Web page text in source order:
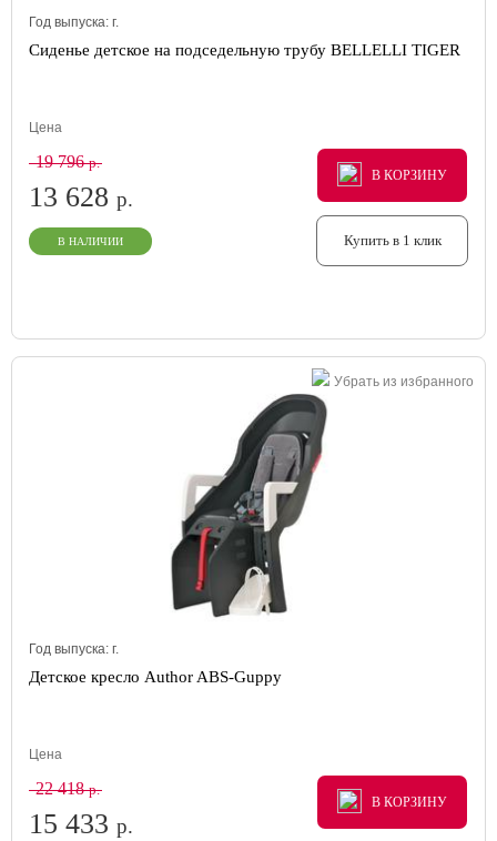
Год выпуска: г.
Сиденье детское на подседельную трубу BELLELLI TIGER
Цена
19 796р.
13 628 р.
В НАЛИЧИИ
В КОРЗИНУ
В КОРЗИНУ
В КОРЗИНУ
Купить в 1 клик
Убрать из избранного
Год выпуска: г.
Детское кресло Author ABS-Guppy
Цена
22 418р.
15 433 р.
В КОРЗИНУ
В КОРЗИНУ
В КОРЗИНУ